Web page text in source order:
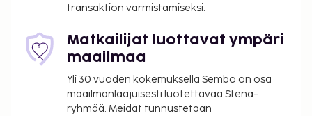
transaktion varmistamiseksi.
Matkailijat luottavat ympäri
maailmaa
Yli 30 vuoden kokemuksella Sembo on osa
maailmanlaajuisesti luotettavaa Stena-
ryhmää. Meidät tunnustetaan